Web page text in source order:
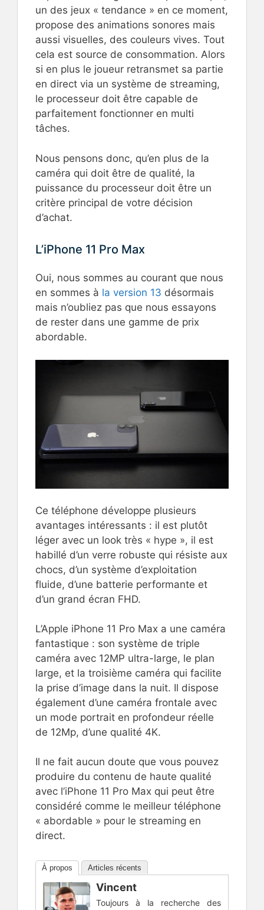
un des jeux « tendance » en ce moment,
propose des animations sonores mais
aussi visuelles, des couleurs vives. Tout
cela est source de consommation. Alors
si en plus le joueur retransmet sa partie
en direct via un système de streaming,
le processeur doit être capable de
parfaitement fonctionner en multi
tâches.
Nous pensons donc, qu’en plus de la
caméra qui doit être de qualité, la
puissance du processeur doit être un
critère principal de votre décision
d’achat.
L’iPhone 11 Pro Max
Oui, nous sommes au courant que nous
en sommes à la version 13 désormais
mais n’oubliez pas que nous essayons
de rester dans une gamme de prix
abordable.
Ce téléphone développe plusieurs
avantages intéressants : il est plutôt
léger avec un look très « hype », il est
habillé d’un verre robuste qui résiste aux
chocs, d’un système d’exploitation
fluide, d’une batterie performante et
d’un grand écran FHD.
L’Apple iPhone 11 Pro Max a une caméra
fantastique : son système de triple
caméra avec 12MP ultra-large, le plan
large, et la troisième caméra qui facilite
la prise d’image dans la nuit. Il dispose
également d’une caméra frontale avec
un mode portrait en profondeur réelle
de 12Mp, d’une qualité 4K.
Il ne fait aucun doute que vous pouvez
produire du contenu de haute qualité
avec l’iPhone 11 Pro Max qui peut être
considéré comme le meilleur téléphone
« abordable » pour le streaming en
direct.
À propos Articles récents
Vincent
Toujours à la recherche des